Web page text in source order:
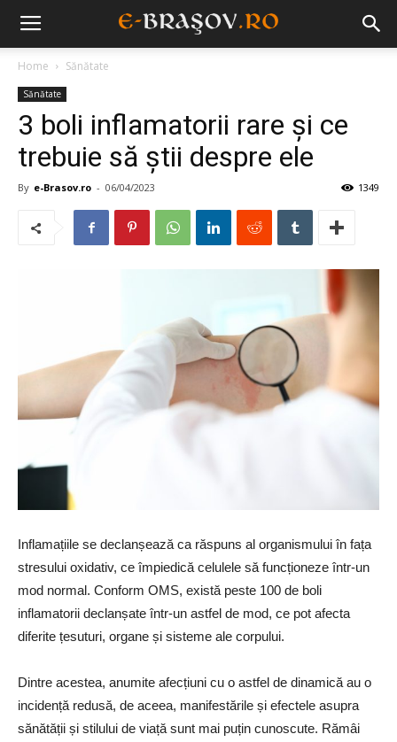
Home Sănătate
Sănătate
3 boli inflamatorii rare și ce
trebuie să știi despre ele
By e-Brasov.ro - 06/04/2023 1349
Inflamațiile se declanșează ca răspuns al organismului în fața
stresului oxidativ, ce împiedică celulele să funcționeze într-un
mod normal. Conform OMS, există peste 100 de boli
inflamatorii declanșate într-un astfel de mod, ce pot afecta
diferite țesuturi, organe și sisteme ale corpului.
Dintre acestea, anumite afecțiuni cu o astfel de dinamică au o
incidență redusă, de aceea, manifestările și efectele asupra
sănătății și stilului de viață sunt mai puțin cunoscute. Rămâi